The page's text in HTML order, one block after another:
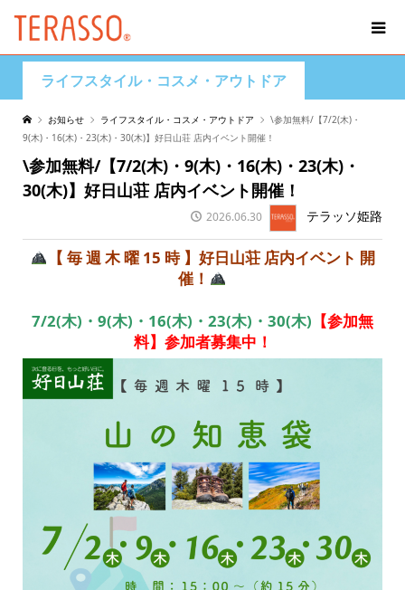
ライフスタイル・コスメ・アウトドア
お知らせ ライフスタイル・コスメ・アウトドア
\参加無料/【7/2(木)・
9(木)・16(木)・23(木)・30(木)】好日山荘 店内イベント開催！
\参加無料/【7/2(木)・9(木)・16(木)・23(木)・
30(木)】好日山荘 店内イベント開催！
2026.06.30 テラッソ姫路
【 毎 週 木 曜 15 時 】好日山荘 店内イベント 開
催！
7/2(木)・9(木)・16(木)・23(木)・30(木) 【参加無
料】参加者募集中！